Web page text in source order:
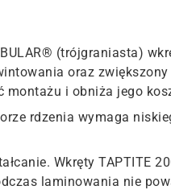
(trójgraniasta)
oraz zwiększony
montażu i obniża jego
rdzenia wymaga
Wkręty TAPTITE
laminowania nie